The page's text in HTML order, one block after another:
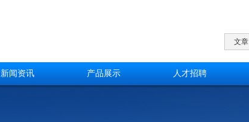
文章
新闻资讯 产品展示 人才招聘